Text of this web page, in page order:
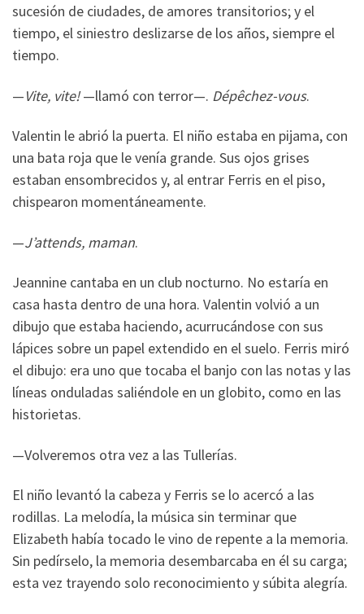
sucesión de ciudades, de amores transitorios; y el
tiempo, el siniestro deslizarse de los años, siempre el
tiempo.
—Vite, vite!—llamó con terror—. Dépêchez-vous.
Valentin le abrió la puerta. El niño estaba en pijama, con
una bata roja que le venía grande. Sus ojos grises
estaban ensombrecidos y, al entrar Ferris en el piso,
chispearon momentáneamente.
—J’attends, maman.
Jeannine cantaba en un club nocturno. No estaría en
casa hasta dentro de una hora. Valentin volvió a un
dibujo que estaba haciendo, acurrucándose con sus
lápices sobre un papel extendido en el suelo. Ferris miró
el dibujo: era uno que tocaba el banjo con las notas y las
líneas onduladas saliéndole en un globito, como en las
historietas.
—Volveremos otra vez a las Tullerías.
El niño levantó la cabeza y Ferris se lo acercó a las
rodillas. La melodía, la música sin terminar que
Elizabeth había tocado le vino de repente a la memoria.
Sin pedírselo, la memoria desembarcaba en él su carga;
esta vez trayendo solo reconocimiento y súbita alegría.